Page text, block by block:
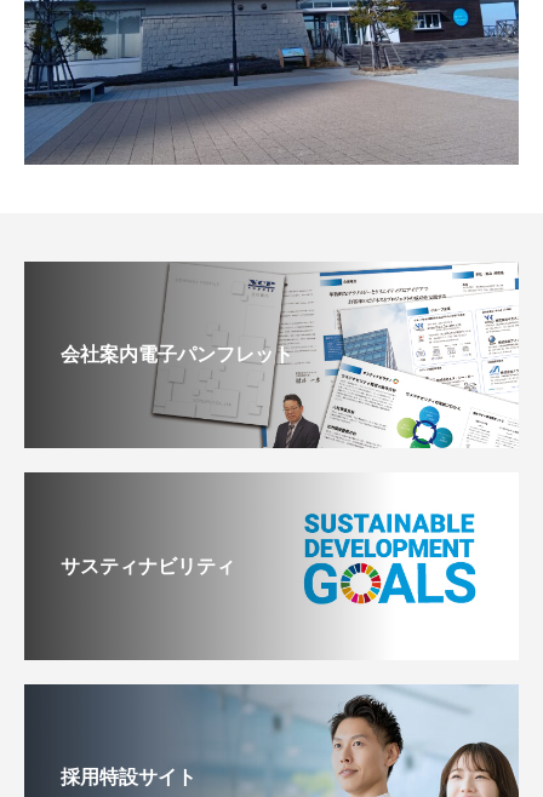
会社案内電子パンフレット
サスティナビリティ
採用特設サイト